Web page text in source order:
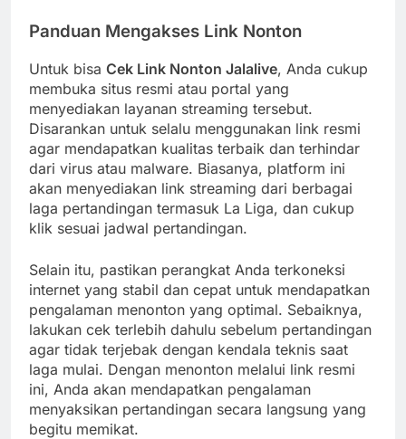
Panduan Mengakses Link Nonton
Untuk bisa Cek Link Nonton Jalalive, Anda cukup
membuka situs resmi atau portal yang
menyediakan layanan streaming tersebut.
Disarankan untuk selalu menggunakan link resmi
agar mendapatkan kualitas terbaik dan terhindar
dari virus atau malware. Biasanya, platform ini
akan menyediakan link streaming dari berbagai
laga pertandingan termasuk La Liga, dan cukup
klik sesuai jadwal pertandingan.
Selain itu, pastikan perangkat Anda terkoneksi
internet yang stabil dan cepat untuk mendapatkan
pengalaman menonton yang optimal. Sebaiknya,
lakukan cek terlebih dahulu sebelum pertandingan
agar tidak terjebak dengan kendala teknis saat
laga mulai. Dengan menonton melalui link resmi
ini, Anda akan mendapatkan pengalaman
menyaksikan pertandingan secara langsung yang
begitu memikat.